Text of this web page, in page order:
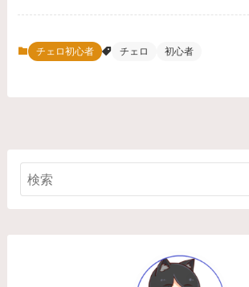
チェロ初心者 チェロ 初心者